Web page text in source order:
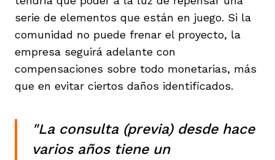
serie de elementos que están en juego. Si la
comunidad no puede frenar el proyecto, la
empresa seguirá adelante con
compensaciones sobre todo monetarias, más
que en evitar ciertos daños identificados.
"La consulta (previa) desde hace
varios años tiene un